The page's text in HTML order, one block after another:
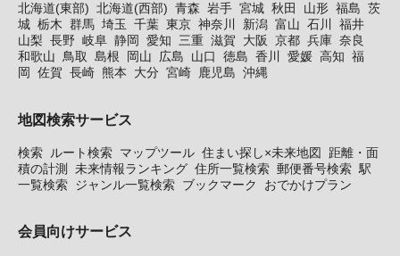
北海道(東部) 北海道(西部) 青森 岩手 宮城 秋田 山形 福島 茨
城 栃木 群馬 埼玉 千葉 東京 神奈川 新潟 富山 石川
福井
山梨 長野 岐阜 静岡 愛知 三重 滋賀 大阪 京都 兵庫 奈良
和歌山 鳥取 島根 岡山 広島 山口 徳島 香川 愛媛 高知 福
岡
佐賀 長崎 熊本 大分 宮崎 鹿児島 沖縄
地図検索サービス
検索 ルート検索 マップツール 住まい探し×未来地図
距離・面
積の計測
未来情報ランキング 住所一覧検索 郵便番号検索 駅
一覧検索 ジャンル一覧検索 ブックマーク おでかけプラン
会員向けサービス